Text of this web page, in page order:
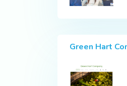
Green Hart